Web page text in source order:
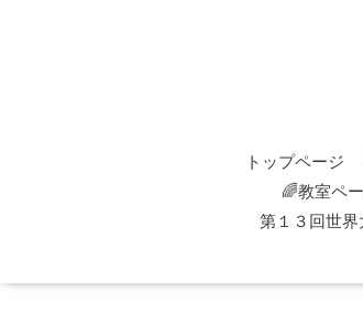
トップページ
🌈教室ペ
第１３回世